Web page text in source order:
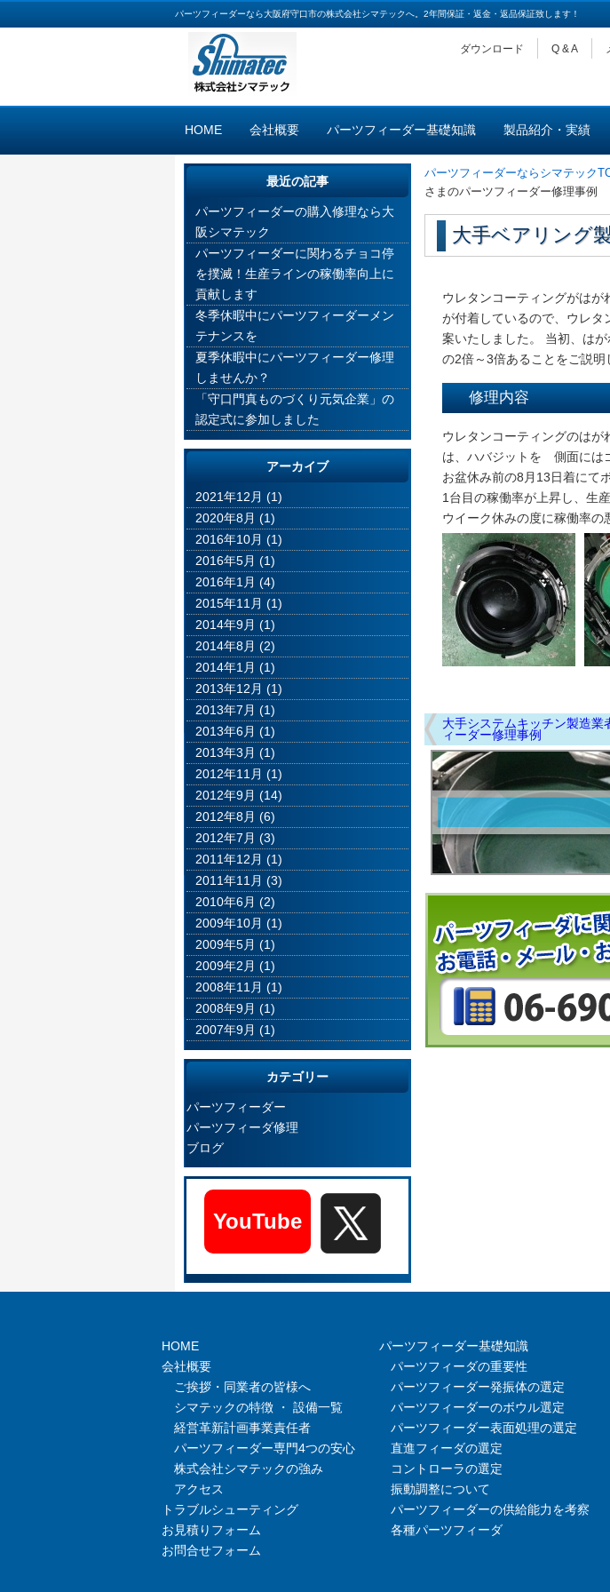
パーツフィーダーなら大阪府守口市の株式会社シマテックへ。2年間保証・返金・返品保証致します！
ダウンロード Q & A
HOME 会社概要 パーツフィーダー基礎知識 製品紹介・実績
パーツフィーダーならシマテック
さまのパーツフィーダー修理事例
大手ベアリング
ウレタンコーティングがはが
が付着しているので、ウレタ
案いたしました。 当初、は
の2倍～3倍あることをご説明
修理内容
ウレタンコーティングのはが
は、ハバジットを 側面には
お盆休み前の8月13日着にて
1台目の稼働率が上昇し、生
ウイーク休みの度に稼働率の
大手システムキッチン製造業
ィーダー修理事例
最近の記事
パーツフィーダーの購入修理なら大
阪シマテック
パーツフィーダーに関わるチョコ停
を撲滅！生産ラインの稼働率向上に
貢献します
冬季休暇中にパーツフィーダーメン
テナンスを
夏季休暇中にパーツフィーダー修理
しませんか？
「守口門真ものづくり元気企業」の
認定式に参加しました
アーカイブ
2021年12月 (1)
2020年8月 (1)
2016年10月 (1)
2016年5月 (1)
2016年1月 (4)
2015年11月 (1)
2014年9月 (1)
2014年8月 (2)
2014年1月 (1)
2013年12月 (1)
2013年7月 (1)
2013年6月 (1)
2013年3月 (1)
2012年11月 (1)
2012年9月 (14)
2012年8月 (6)
2012年7月 (3)
2011年12月 (1)
2011年11月 (3)
2010年6月 (2)
2009年10月 (1)
2009年5月 (1)
2009年2月 (1)
2008年11月 (1)
2008年9月 (1)
2007年9月 (1)
カテゴリー
パーツフィーダー
パーツフィーダ修理
ブログ
YouTube
HOME
会社概要
ご挨拶・同業者の皆様へ
シマテックの特徴 ・ 設備一覧
経営革新計画事業責任者
パーツフィーダー専門4つの安心
株式会社シマテックの強み
アクセス
トラブルシューティング
お見積りフォーム
お問合せフォーム
パーツフィーダー基礎知識
パーツフィーダの重要性
パーツフィーダー発振体の選定
パーツフィーダーのボウル選定
パーツフィーダー表面処理の選定
直進フィーダの選定
コントローラの選定
振動調整について
パーツフィーダーの供給能力を考察
各種パーツフィーダ